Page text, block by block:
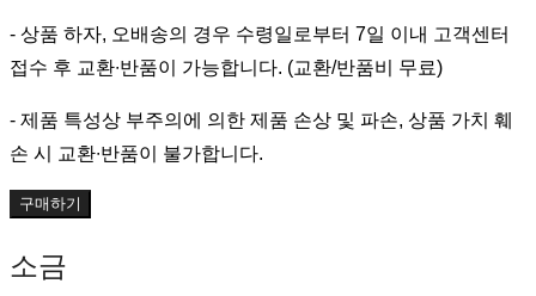
- 상품 하자, 오배송의 경우 수령일로부터 7일 이내 고객센터
접수 후 교환∙반품이 가능합니다. (교환/반품비 무료)
- 제품 특성상 부주의에 의한 제품 손상 및 파손, 상품 가치 훼
손 시 교환∙반품이 불가합니다.
구매하기
소금